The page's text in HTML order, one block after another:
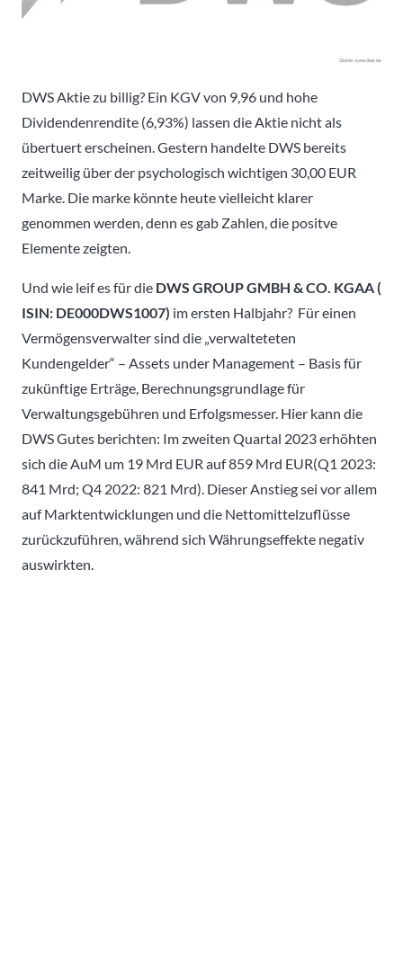
DWS Aktie zu billig? Ein KGV von 9,96 und hohe
Dividendenrendite (6,93%) lassen die Aktie nicht als
übertuert erscheinen. Gestern handelte DWS bereits
zeitweilig über der psychologisch wichtigen 30,00 EUR
Marke. Die marke könnte heute vielleicht klarer
genommen werden, denn es gab Zahlen, die positve
Elemente zeigten.
Und wie leif es für die DWS GROUP GMBH & CO. KGAA (
ISIN: DE000DWS1007) im ersten Halbjahr? Für einen
Vermögensverwalter sind die „verwalteteten
Kundengelder“ – Assets under Management – Basis für
zukünftige Erträge, Berechnungsgrundlage für
Verwaltungsgebühren und Erfolgsmesser. Hier kann die
DWS Gutes berichten: Im zweiten Quartal 2023 erhöhten
sich die AuM um 19 Mrd EUR auf 859 Mrd EUR(Q1 2023:
841 Mrd; Q4 2022: 821 Mrd). Dieser Anstieg sei vor allem
auf Marktentwicklungen und die Nettomittelzuflüsse
zurückzuführen, während sich Währungseffekte negativ
auswirkten.